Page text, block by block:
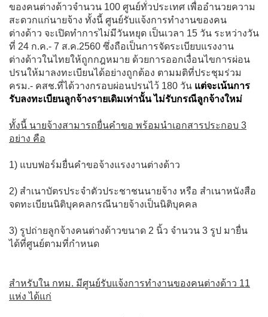
ของคนต่างด้าวจำนวน 100 ศูนย์ทั่วประเทศ เพื่ออำนวยความ
สะดวกแก่นายจ้าง ทั้งนี้ ศูนย์รับแจ้งการทำงานของคน
ต่างด้าว จะเปิดทำการไม่มีวันหยุด เป็นเวลา 15 วัน ระหว่างวัน
ที่ 24 ก.ค.- 7 ส.ค.2560 ซึ่งถือเป็นการจัดระเบียบแรงงาน
ต่างด้าวในไทยให้ถูกกฎหมาย ด้วยการออกเงื่อนไขการผ่อน
ปรนให้มาลงทะเบียนได้อย่างถูกต้อง ตามมติที่ประชุมร่วม
ครม.- คสช.ที่ได้วางกรอบผ่อนปรนไว้ 180 วัน แต่จะเน้นการ
รับลงทะเบียนลูกจ้างรายเดิมเท่านั้น ไม่รับกรณีลูกจ้างใหม่
ทั้งนี้ นายจ้างสามารถยื่นคำขอ พร้อมนำเอกสารประกอบ 3
อย่าง คือ
1) แบบฟอร์มยื่นคำขอจ้างแรงงานต่างด้าว
2) สำเนาบัตรประจำตัวประชาชนนายจ้าง หรือ สำเนาหนังสือ
จดทะเบียนนิติบุคคลกรณีนายจ้างเป็นนิติบุคคล
3) รูปถ่ายลูกจ้างคนต่างด้าวขนาด 2 นิ้ว จำนวน 3 รูป มายื่น
ได้ที่ศูนย์ตามที่กำหนด
สำหรับใน กทม. มีศูนย์รับแจ้งการทำงานของคนต่างด้าว 11
แห่ง ได้แก่